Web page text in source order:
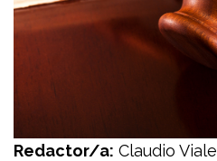
Redactor/a: Claudio Viale